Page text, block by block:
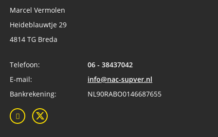
Marcel Vermolen
Heideblauwtje 29
4814 TG Breda
Telefoon:
06 - 38437042
E-mail:
info@nac-supver.nl
Bankrekening:
NL90RABO0146687655